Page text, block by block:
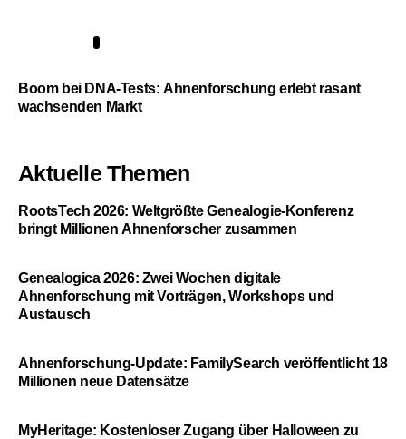
Boom bei DNA-Tests: Ahnenforschung erlebt rasant
wachsenden Markt
Aktuelle Themen
RootsTech 2026: Weltgrößte Genealogie-Konferenz
bringt Millionen Ahnenforscher zusammen
Genealogica 2026: Zwei Wochen digitale
Ahnenforschung mit Vorträgen, Workshops und
Austausch
Ahnenforschung-Update: FamilySearch veröffentlicht 18
Millionen neue Datensätze
MyHeritage: Kostenloser Zugang über Halloween zu